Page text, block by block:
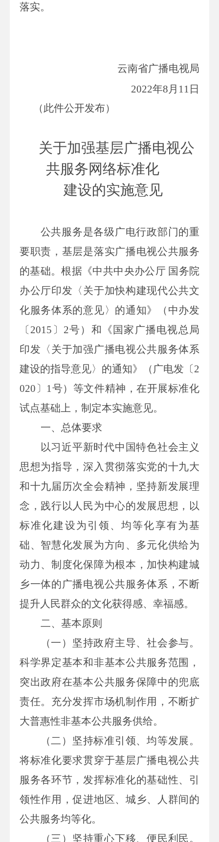
落实。
云南省广播电视局
2022年8月11日
（此件公开发布）
关于加强基层广播电视公
共服务网络标准化
建设的实施意见
公共服务是各级广电行政部门的重
要职责，基层是落实广播电视公共服务
的基础。根据《中共中央办公厅 国务院
办公厅印发〈关于加快构建现代公共文
化服务体系的意见〉的通知》（中办发
〔 2015 〕 2号）和《国家广播电视总局
印发〈关于加强广播电视公共服务体系
建设的指导意见〉的通知》（广电发〔2
020 〕 1号）等文件精神，在开展标准化
试点基础上，制定本实施意见。
一、总体要求
以习近平新时代中国特色社会主义
思想为指导，深入贯彻落实党的十九大
和十九届历次全会精神，坚持新发展理
念，践行以人民为中心的发展思想，以
标准化建设为引领、均等化享有为基
础、智慧化发展为方向、多元化供给为
动力、制度化保障为根本，加快构建城
乡一体的广播电视公共服务体系，不断
提升人民群众的文化获得感、幸福感。
二、基本原则
（一）坚持政府主导、社会参与。
科学界定基本和非基本公共服务范围，
突出政府在基本公共服务保障中的兜底
责任。充分发挥市场机制作用，不断扩
大普惠性非基本公共服务供给。
（二）坚持标准引领、均等发展。
将标准化要求贯穿于基层广播电视公共
服务各环节，发挥标准化的基础性、引
领性作用，促进地区、城乡、人群间的
公共服务均等化。
（三）坚持重心下移、便民利民。